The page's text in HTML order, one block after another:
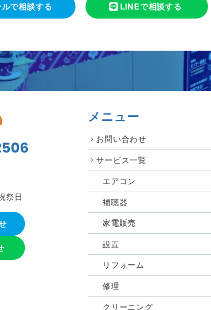
で相談する LINEで相談する
祭日
メニュー
お問い合わせ
サービス一覧
エアコン
補聴器
家電販売
設置
リフォーム
修理
クリーニング